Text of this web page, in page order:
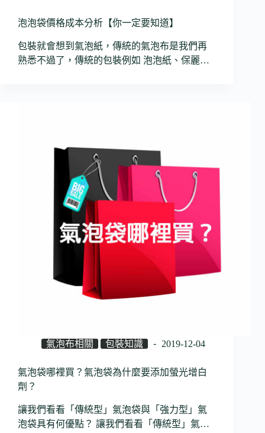
泡泡袋價格成本分析【你一定要知道】
包裝就會想到氣泡紙，傳統的氣泡布是我們再
熟悉不過了，傳統的包裝例如 泡泡紙、保麗…
氣泡布相關 包裝知識 2019-12-04
氣泡袋哪裡買？氣泡袋為什麼要添加螢光增白
劑？
讓我們看看「傳統型」氣泡袋與「強力型」氣
泡袋具有何優點？ 讓我們看看「傳統型」氣…